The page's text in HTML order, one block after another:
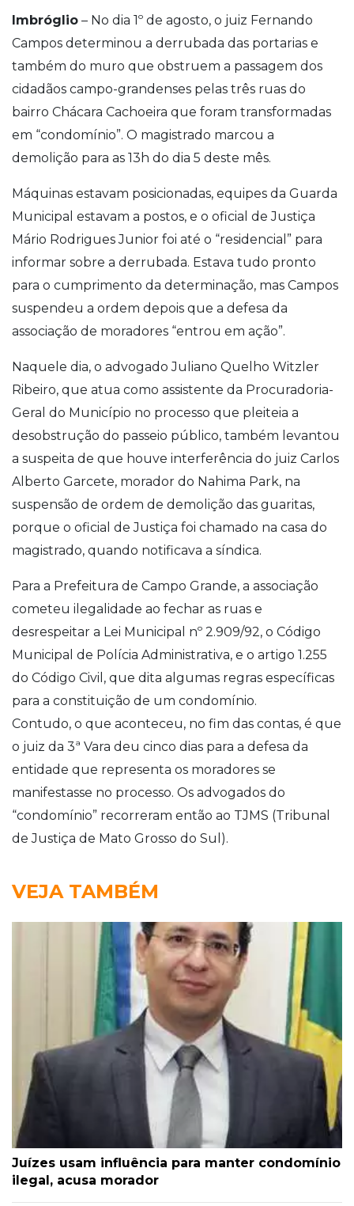
Imbróglio – No dia 1º de agosto, o juiz Fernando
Campos determinou a derrubada das portarias e
também do muro que obstruem a passagem dos
cidadãos campo-grandenses pelas três ruas do
bairro Chácara Cachoeira que foram transformadas
em “condomínio”. O magistrado marcou a
demolição para as 13h do dia 5 deste mês.
Máquinas estavam posicionadas, equipes da Guarda
Municipal estavam a postos, e o oficial de Justiça
Mário Rodrigues Junior foi até o “residencial” para
informar sobre a derrubada. Estava tudo pronto
para o cumprimento da determinação, mas Campos
suspendeu a ordem depois que a defesa da
associação de moradores “entrou em ação”.
Naquele dia, o advogado Juliano Quelho Witzler
Ribeiro, que atua como assistente da Procuradoria-
Geral do Município no processo que pleiteia a
desobstrução do passeio público, também levantou
a suspeita de que houve interferência do juiz Carlos
Alberto Garcete, morador do Nahima Park, na
suspensão de ordem de demolição das guaritas,
porque o oficial de Justiça foi chamado na casa do
magistrado, quando notificava a síndica.
Para a Prefeitura de Campo Grande, a associação
cometeu ilegalidade ao fechar as ruas e
desrespeitar a Lei Municipal nº 2.909/92, o Código
Municipal de Polícia Administrativa, e o artigo 1.255
do Código Civil, que dita algumas regras específicas
para a constituição de um condomínio.
Contudo, o que aconteceu, no fim das contas, é que
o juiz da 3ª Vara deu cinco dias para a defesa da
entidade que representa os moradores se
manifestasse no processo. Os advogados do
“condomínio” recorreram então ao TJMS (Tribunal
de Justiça de Mato Grosso do Sul).
VEJA TAMBÉM
Juízes usam influência para manter condomínio
ilegal, acusa morador